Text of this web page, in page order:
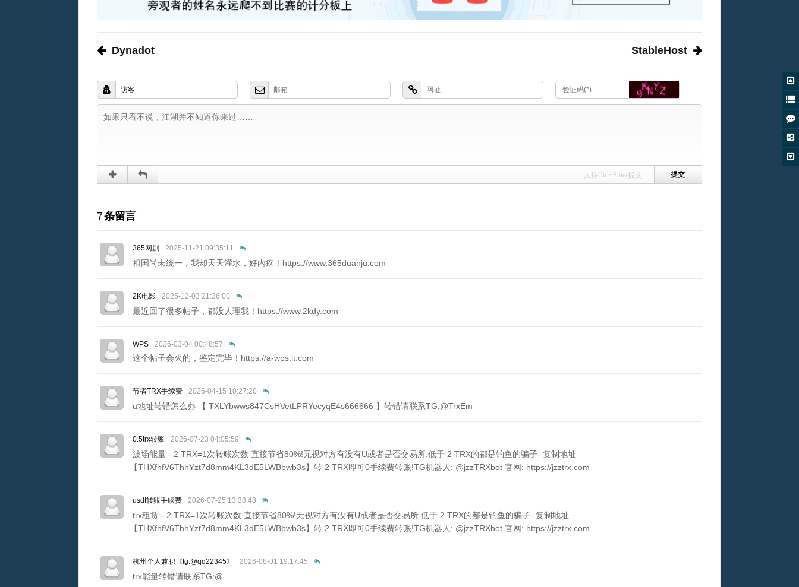
Dynadot StableHost
支持Ctrl+Enter提交
7条留言
365网剧 2025-11-21 09:35:11
祖国尚未统一，我却天天灌水，好内疚！https://www.365duanju.com
2K电影 2025-12-03 21:36:00
最近回了很多帖子，都没人理我！https://www.2kdy.com
WPS 2026-03-04 00:48:57
这个帖子会火的，鉴定完毕！https://a-wps.it.com
节省TRX手续费 2026-04-15 10:27:20
u地址转错怎么办 【 TXLYbwws847CsHVetLPRYecyqE4s666666 】转错请联系TG:@TrxEm
0.5trx转账 2026-07-23 04:05:59
波场能量 - 2 TRX=1次转账次数 直接节省80%!无视对方有没有U或者是否交易所,低于 2 TRX的都是钓鱼的骗子- 复制地址
【THXfhfV6ThhYzt7d8mm4KL3dE5LWBbwb3s】转 2 TRX即可0手续费转账!TG机器人: @jzzTRXbot 官网: https://jzztrx.com
usdt转账手续费 2026-07-25 13:38:48
trx租赁 - 2 TRX=1次转账次数 直接节省80%!无视对方有没有U或者是否交易所,低于 2 TRX的都是钓鱼的骗子- 复制地址
【THXfhfV6ThhYzt7d8mm4KL3dE5LWBbwb3s】转 2 TRX即可0手续费转账!TG机器人: @jzzTRXbot 官网: https://jzztrx.com
杭州个人兼职《tg:@qq22345》 2026-08-01 19:17:45
trx能量转错请联系TG:@